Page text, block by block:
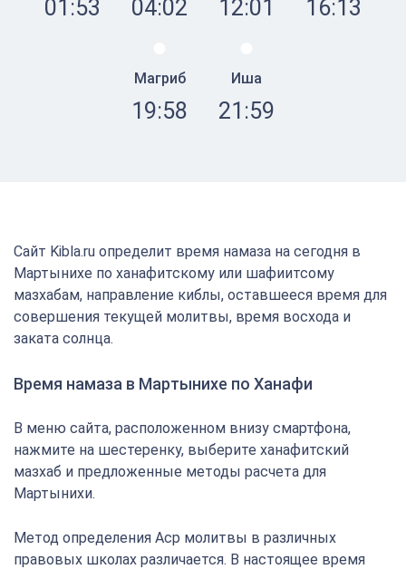
01:53 04:02 12:01 16:13
Магриб
19:58
Иша
21:59
Сайт Kibla.ru определит время намаза на сегодня в
Мартынихе по ханафитскому или шафиитсому
мазхабам, направление киблы, оставшееся время для
совершения текущей молитвы, время восхода и
заката солнца.
Время намаза в Мартынихе по Ханафи
В меню сайта, расположенном внизу смартфона,
нажмите на шестеренку, выберите ханафитский
мазхаб и предложенные методы расчета для
Мартынихи.
Метод определения Аср молитвы в различных
правовых школах различается. В настоящее время